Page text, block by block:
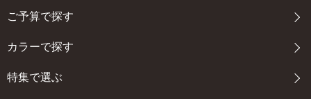
ご予算で探す
カラーで探す
特集で選ぶ